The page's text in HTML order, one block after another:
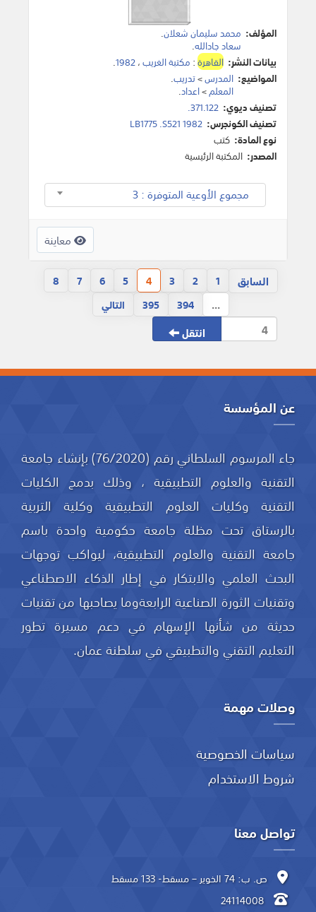
المؤلف: محمد سليمان شعلان.
سعاد جادالله.
بيانات النشر: القاهرة: مكتبة الغريب،1982
.
المواضيع: المدرس>تدريب.
المعلم>اعداد.
تصنيف ديوي: 371.122.
تصنيف الكونجرس: LB1775 .S521 1982
نوع المادة: كتب
المصدر: المكتبة الرئيسية
مجموع الأوعية المتوفرة : 3
معاينة
السابق 1
2
3
4
5
6
7
8
...
394
395 التالي
انتقل
عن المؤسسة
جاء المرسوم السلطاني رقم (76/2020) بإنشاء جامعة
التقنية والعلوم التطبيقية ، وذلك بدمج الكليات
التقنية وكليات العلوم التطبيقية وكلية التربية
بالرستاق تحت مظلة جامعة حكومية واحدة باسم
جامعة التقنية والعلوم التطبيقية، ليواكب توجهات
البحث العلمي والابتكار في إطار الذكاء الاصطناعي
وتقنيات الثورة الصناعية الرابعةوما يصاحبها من تقنيات
حديثة من شأنها الإسهام في دعم مسيرة تطور
التعليم التقني والتطبيقي في سلطنة عمان.
وصلات مهمة
سياسات الخصوصية
شروط الاستخدام
تواصل معنا
ص. ب: 74 الخوير – مسقط- 133 مسقط
24114008